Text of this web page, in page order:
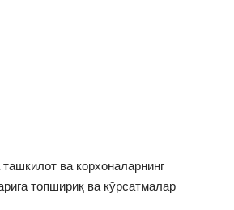
ва корхоналарнинг
топшириқ ва кўрсатмалар